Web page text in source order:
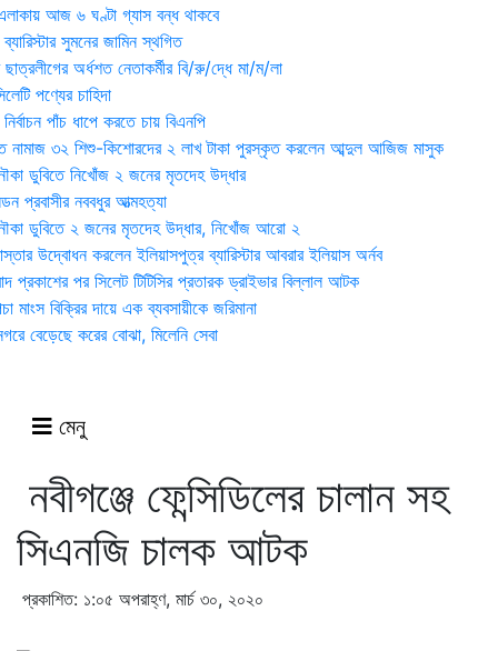
আজ ৬ ঘণ্টা গ্যাস বন্ধ থাকবে
সুমনের জামিন স্থগিত
ছাত্রলীগের অর্ধশত নেতাকর্মীর বি/রু/দ্ধে মা/ম/লা
পণ্যের চাহিদা
পাঁচ ধাপে করতে চায় বিএনপি
নামাজ ৩২ শিশু-কিশোরদের ২ লাখ টাকা পুরস্কৃত করলেন আব্দুল আজিজ মাসুক
ডুবিতে নিখোঁজ ২ জনের মৃতদেহ উদ্ধার
প্রবাসীর নববধুর আত্মহত্যা
ডুবিতে ২ জনের মৃতদেহ উদ্ধার, নিখোঁজ আরো ২
উদ্বোধন করলেন ইলিয়াসপুত্র ব্যারিস্টার আবরার ইলিয়াস অর্নব
প্রকাশের পর সিলেট টিটিসির প্রতারক ড্রাইভার বিল্লাল আটক
মাংস বিক্রির দায়ে এক ব্যবসায়ীকে জরিমানা
বেড়েছে করের বোঝা, মিলেনি সেবা
মেনু
নবীগঞ্জে ফেন্সিডিলের চালান সহ
সিএনজি চালক আটক
প্রকাশিত: ১:০৫ অপরাহ্ণ, মার্চ ৩০, ২০২০